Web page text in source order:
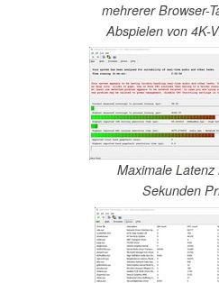
mehrerer Browser-
Abspielen von 4K-
Maximale Latenz
Sekunden